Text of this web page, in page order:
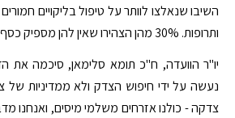
השיבו שנאלצו לוותר על טיפול בליקויים
ותרופות. 30% מהן הצהירו שאין להן מספיק כסף לאכול ארוחות מזינות".
יו"ר הוועדה, ח"כ תומא סלימאן, סיכמה את
נעשה על ידי חיפוש הצדק ולא ממדיניות
צדקה - כולנו אזרחים משלמי מיסים, ואנחנו